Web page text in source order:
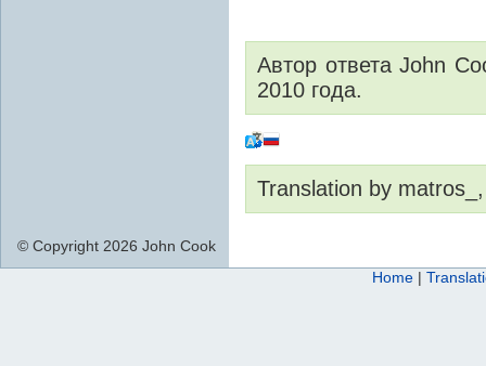
Автор ответа John
2010 года.
Translation by
© Copyright 2026 John Cook
Home |